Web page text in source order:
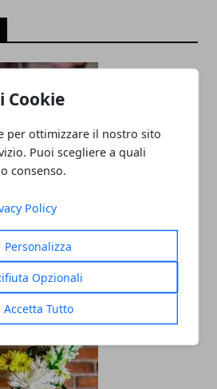
Cookie
per ottimizzare il nostro sito
Puoi scegliere a quali
consenso.
Policy
Personalizza
Opzionali
Accetta Tutto
ballare e
un inizio di anno